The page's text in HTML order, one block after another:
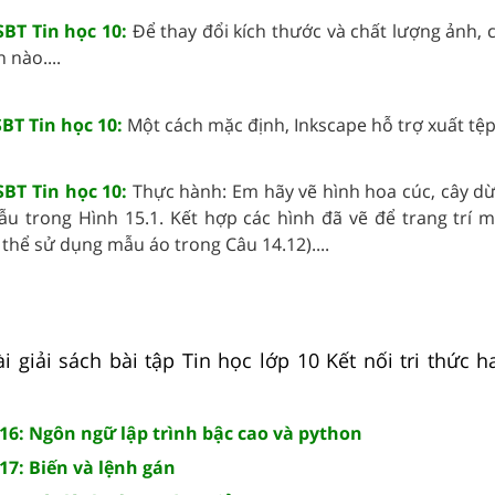
Tin học 10: Để thay đổi kích thước và chất lượng ảnh,
nào....
Tin học 10: Một cách mặc định, Inkscape hỗ trợ xuất
Tin học 10: Thực hành: Em hãy vẽ hình hoa cúc, cây
trong Hình 15.1. Kết hợp các hình đã vẽ để trang trí
sử dụng mẫu áo trong Câu 14.12)....
giải sách bài tập Tin học lớp 10 Kết nối tri thức
16: Ngôn ngữ lập trình bậc cao và python
Biến và lệnh gán